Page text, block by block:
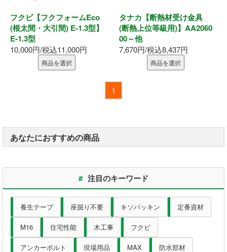
フクビ【フクフォームEco
(根太間・大引間) E-1.3型】
E-1.3型
10,000円/税込11,000円
商品を選択
タナカ【断熱材受け金具
(断熱上位等級用)】AA2060
00～他
7,670円/税込8,437円
商品を選択
1
あなたにおすすめの商品
# 注目のキーワード
養生テープ 座掘り不要 キソパッキン 定番資材
M16 住宅性能 木工事 フクビ
アンカーボルト 現場用品 MAX 防水部材